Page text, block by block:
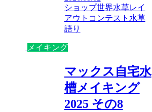
ショップ世界水草レイ
アウトコンテスト 水草
語り
メイキング
マックス自宅水
槽メイキング
2025 その8